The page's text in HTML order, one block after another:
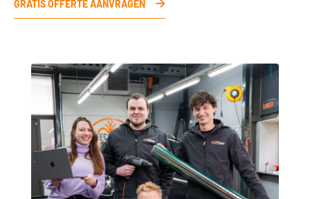
GRATIS OFFERTE AANVRAGEN